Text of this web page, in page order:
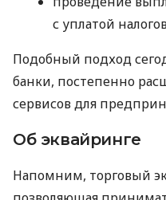
с уплатой
Подобный подход
банки, постепенно
сервисов для
Об эквайринге
Напомним, торговый